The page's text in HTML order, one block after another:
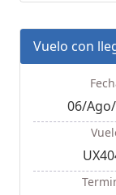
Vuelo con
06/